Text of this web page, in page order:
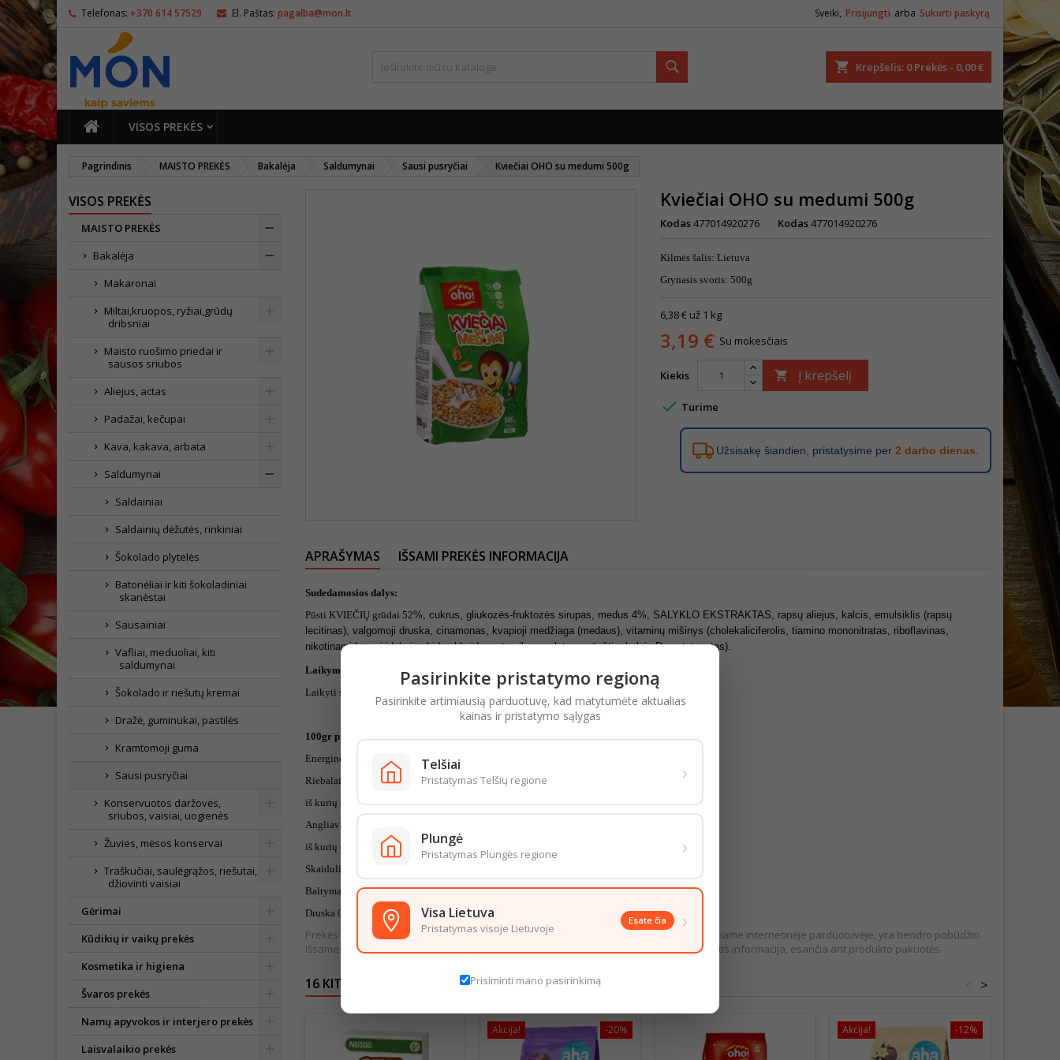
Telefonas: +370 614 57529 El. Paštas: pagalba@mon.lt Sveiki, Prisijungti arba Sukurti paskyrą
Krepšelis 0 Prekės - 0,00 €
PAGRINDINIS
VISOS PREKĖS
Pagrindinis MAISTO PREKĖS Bakalėja Saldumynai Sausi pusryčiai Kviečiai OHO su medumi 500g
VISOS PREKĖS
MAISTO PREKĖS
Bakalėja
Makaronai
Miltai,kruopos, ryžiai,grūdų
dribsniai
Maisto ruošimo priedai ir
sausos sriubos
Aliejus, actas
Padažai, kečupai
Kava, kakava, arbata
Saldumynai
Saldainiai
Saldainių dėžutės, rinkiniai
Šokolado plytelės
Batonėliai ir kiti šokoladiniai
skanėstai
Sausainiai
Vafliai, meduoliai, kiti
saldumynai
Šokolado ir riešutų kremai
Dražė, guminukai, pastilės
Kramtomoji guma
Sausi pusryčiai
Konservuotos daržovės,
sriubos, vaisiai, uogienės
Žuvies, mėsos konservai
Traškučiai, saulėgrąžos, riešutai,
džiovinti vaisiai
Gėrimai
Kūdikių ir vaikų prekės
Kosmetika ir higiena
Švaros prekės
Namų apyvokos ir interjero prekės
Laisvalaikio prekės
Kviečiai OHO su medumi 500g
Kodas477014920276 Kodas477014920276
Kilmės šalis: Lietuva
Grynasis svoris: 500g
6,38 € už 1 kg
3,19 € Su mokesčiais
Kiekis  Į krepšelį
 Turime
Užsisakę šiandien, pristatysime per 2 darbo dienas
APRAŠYMAS IŠSAMI PREKĖS INFORMACIJA
Sudedamosios dalys:
Pūsti KVIEČIŲ grūdai 52%, cukrus, gliukozės-fruktozės sirupas, medus 4%, SALYKLO EKSTRAKTAS, rapsų aliejus, kalcis, emulsiklis (rapsų
lecitinas), valgomoji druska, cinamonas, kvapioji medžiaga (medaus), vitaminų mišinys (cholekaliciferolis, tiamino mononitratas, riboflavinas,
nikotinamidas, piridoksino hidrochloridas, pteroilmonoglutamo rūgštis, kalcio D-pantotenatas).
Laikymo sąlygos:
Laikyti sausoje, vėsioje vietoje, saugoti nuo tiesioginių saulės spindulių.
100gr produkto maistingumas:
Energinė vertė 1666kJ/393kcal.
Riebalai 3,8g,
iš kurių sočiųjų riebalų rūgščių 0,5g,
Angliavandeniai 79,0g,
iš kurių cukrų 40g,
Skaidulinės medžiagos 4g
Baltymai 7,2g,
Druska 0,21g
Prekės išvaizda gali šiek tiek skirtis nuo pateiktos nuotraukoje. Informacija, kurią pateikiame internetinėje parduotuvėje, yra bendro pobūdžio.
Išsamesnė informacija pateikiama ant produkto pakuotės. Rekomenduojame vadovautis informacija, esančia ant produkto pakuotės.
16 KITOS PREKĖS TOJE PAČIOJE KATEGORIJOJE: >
-20%
Akcija! -12%
Akcija!
Pasirinkite pristatymo regioną
Pasirinkite artimiausią parduotuvę, kad matytumėte aktualias
kainas ir pristatymo sąlygas
Telšiai
Pristatymas Telšių regione ›
Plungė
Pristatymas Plungės regione ›
Visa Lietuva
Pristatymas visoje Lietuvoje
Esate čia ›
Prisiminti mano pasirinkimą